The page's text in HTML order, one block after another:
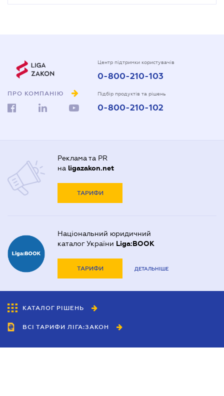
ПРО КОМПАНІЮ
Центр підтримки користувачів
0-800-210-103
Підбір продуктів та рішень
0-800-210-102
Реклама та PR
на ligazakon.net
ТАРИФИ
Національний юридичний
каталог України Liga:BOOK
ТАРИФИ ДЕТАЛЬНІШЕ
КАТАЛОГ РІШЕНЬ
ВСІ ТАРИФИ ЛІГА:ЗАКОН